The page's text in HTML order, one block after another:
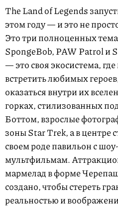
The Land of Legends
этом году — и это не
Это три полноценных
SpongeBob, PAW Patrol и
— это своя экосистема,
встретить любимых
оказаться внутри их
горках, стилизованных
Боттом, взрослые
зоны Star Trek, а в центре
своем роде павильон с
мультфильмам.
мармелад в форме
создано, чтобы стереть
реальностью и